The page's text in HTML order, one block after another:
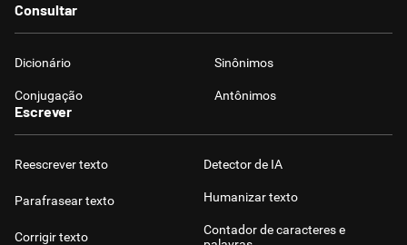
Consultar
Dicionário Sinônimos
Conjugação Antônimos
Escrever
Reescrever texto
Parafrasear texto
Corrigir texto
Detector de IA
Humanizar texto
Contador de caracteres e